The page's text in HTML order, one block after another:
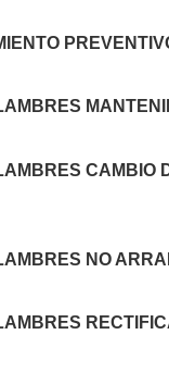
CAMBIO
NO